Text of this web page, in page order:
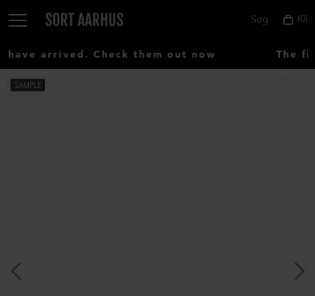
0
Søg
arrived. Check them out now The
SAMPLE